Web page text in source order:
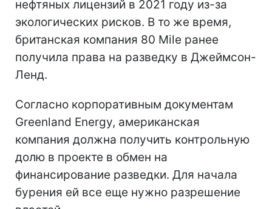
нефтяных лицензий в 2021 году из-за
экологических рисков. В то же время,
британская компания 80 Mile ранее
получила права на разведку в Джеймсон-
Ленд.
Согласно корпоративным документам
Greenland Energy, американская
компания должна получить контрольную
долю в проекте в обмен на
финансирование разведки. Для начала
бурения ей все еще нужно разрешение